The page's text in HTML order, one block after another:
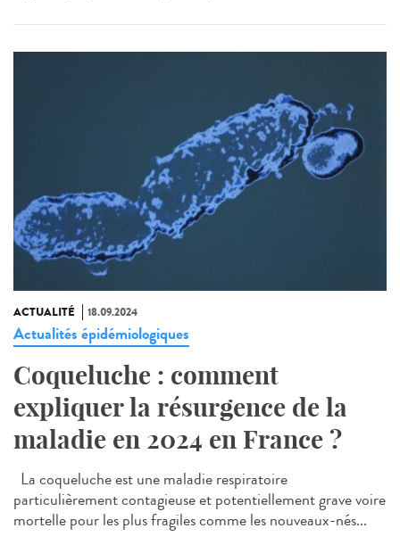
ACTUALITÉ 18.09.2024
Actualités épidémiologiques
Coqueluche : comment
expliquer la résurgence de la
maladie en 2024 en France ?
La coqueluche est une maladie respiratoire
particulièrement contagieuse et potentiellement grave voire
mortelle pour les plus fragiles comme les nouveaux-nés...